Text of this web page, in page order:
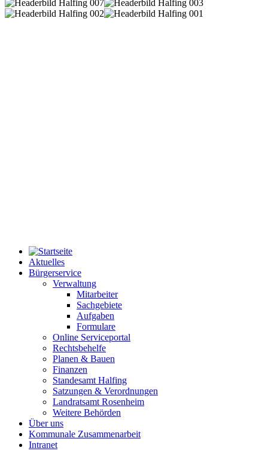
Aktuelles
Bürgerservice
Verwaltung
Mitarbeiter
Sachgebiete
Aufgaben
Formulare
Online Serviceportal
Rechtsbehelfe
Planen & Bauen
Finanzen
Standesamt Halfing
Satzungen & Verordnungen
Landratsamt Rosenheim
Weitere Behörden
Über uns
Kommunale Zusammenarbeit
Intranet